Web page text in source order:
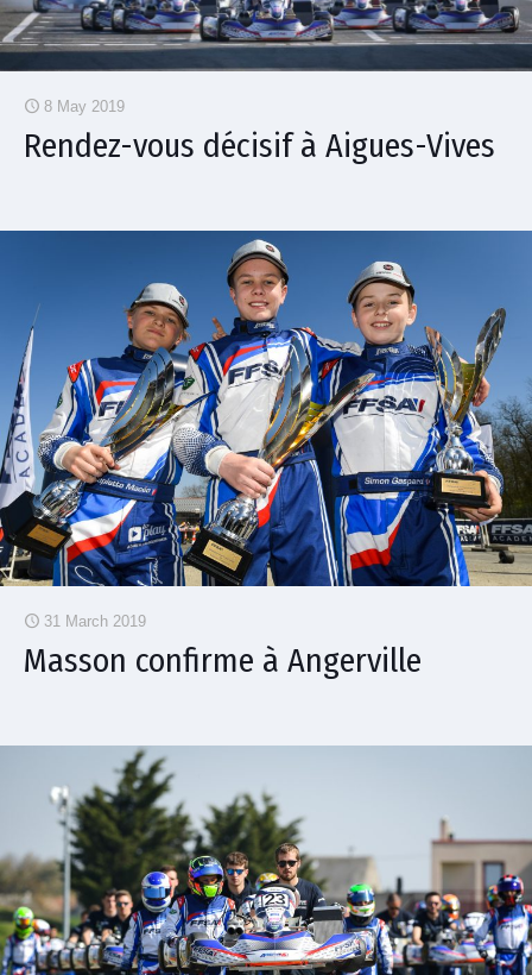
8 May 2019
Rendez-vous décisif à Aigues-Vives
31 March 2019
Masson confirme à Angerville